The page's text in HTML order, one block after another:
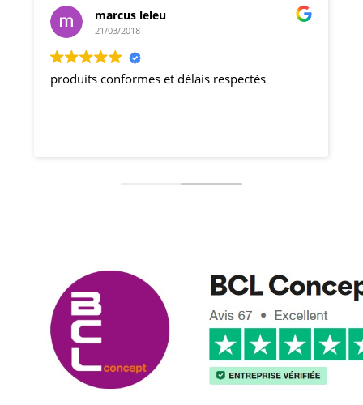
marcus leleu
21/03/2018
produits conformes et délais respectés